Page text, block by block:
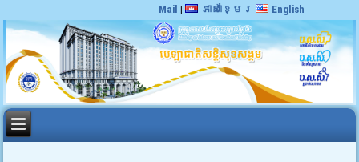
Mail | ភាសាខ្មែរ English